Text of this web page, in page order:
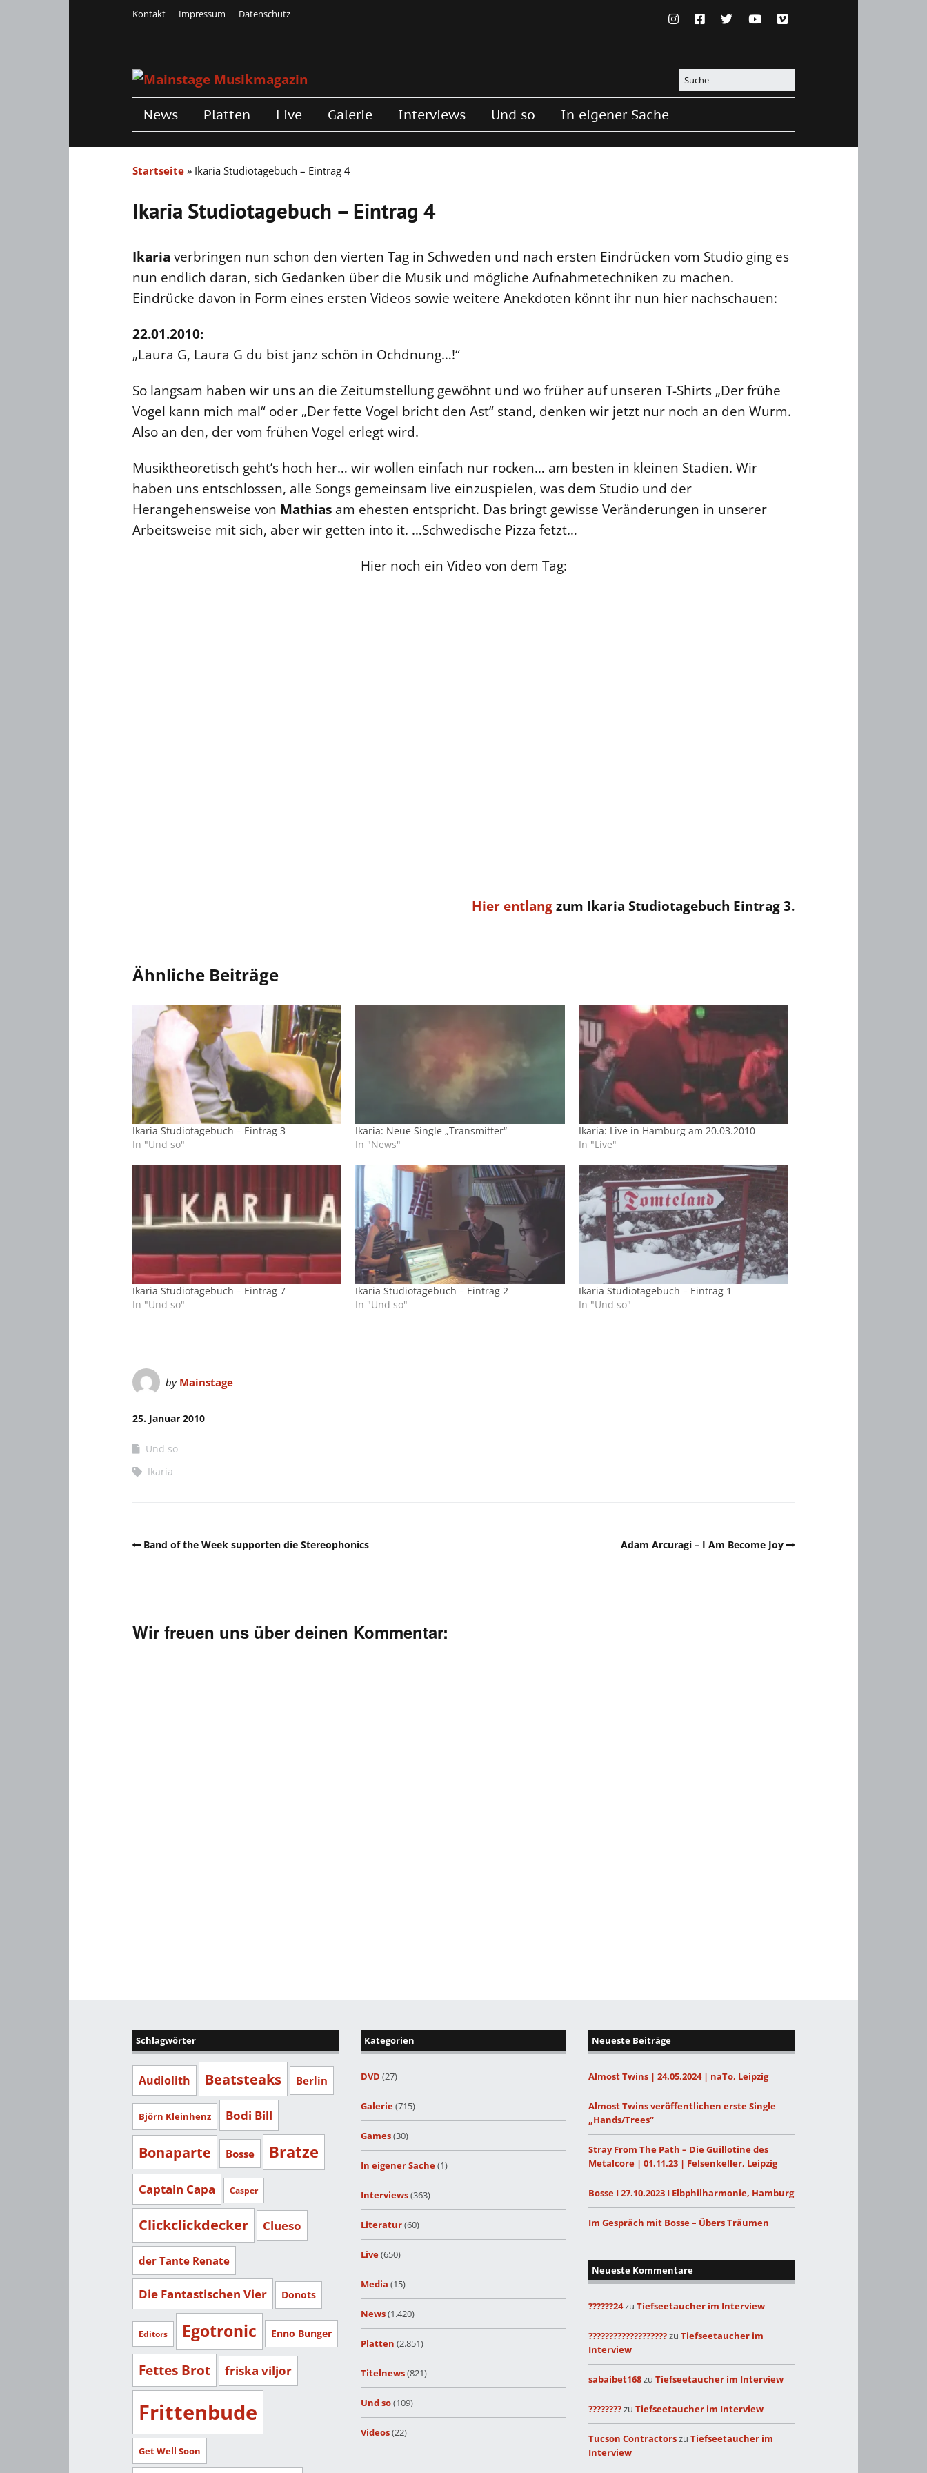
Kontakt Impressum Datenschutz
News Platten Live Galerie Interviews Und so In eigener Sache
Startseite » Ikaria Studiotagebuch – Eintrag 4
Ikaria Studiotagebuch – Eintrag 4
Ikaria verbringen nun schon den vierten Tag in Schweden und nach ersten Eindrücken vom Studio ging es
nun endlich daran, sich Gedanken über die Musik und mögliche Aufnahmetechniken zu machen.
Eindrücke davon in Form eines ersten Videos sowie weitere Anekdoten könnt ihr nun hier nachschauen:
22.01.2010:
„Laura G, Laura G du bist janz schön in Ochdnung…!“
So langsam haben wir uns an die Zeitumstellung gewöhnt und wo früher auf unseren T-Shirts „Der frühe
Vogel kann mich mal“ oder „Der fette Vogel bricht den Ast“ stand, denken wir jetzt nur noch an den Wurm.
Also an den, der vom frühen Vogel erlegt wird.
Musiktheoretisch geht’s hoch her… wir wollen einfach nur rocken… am besten in kleinen Stadien. Wir
haben uns entschlossen, alle Songs gemeinsam live einzuspielen, was dem Studio und der
Herangehensweise von Mathias am ehesten entspricht. Das bringt gewisse Veränderungen in unserer
Arbeitsweise mit sich, aber wir getten into it. …Schwedische Pizza fetzt…
Hier noch ein Video von dem Tag:
Hier entlangzum Ikaria Studiotagebuch Eintrag 3.
Ähnliche Beiträge
Ikaria Studiotagebuch – Eintrag 3
In "Und so"
Ikaria: Neue Single „Transmitter“
In "News"
Ikaria: Live in Hamburg am 20.03.2010
In "Live"
Ikaria Studiotagebuch – Eintrag 7
In "Und so"
Ikaria Studiotagebuch – Eintrag 2
In "Und so"
Ikaria Studiotagebuch – Eintrag 1
In "Und so"
by Mainstage
25. Januar 2010
Und so
Ikaria
Band of the Week supporten die Stereophonics Adam Arcuragi – I Am Become Joy
Wir freuen uns über deinen Kommentar:
Schlagwörter
Audiolith Beatsteaks Berlin
Björn Kleinhenz Bodi Bill
Bonaparte Bosse Bratze
Captain Capa Casper
Clickclickdecker Clueso
der Tante Renate
Die Fantastischen Vier Donots
Editors Egotronic Enno Bunger
Fettes Brot friska viljor
Frittenbude
Get Well Soon
Kategorien
DVD (27)
Galerie(715)
Games(30)
In eigener Sache(1)
Interviews(363)
Literatur(60)
Live(650)
Media (15)
News(1.420)
Platten (2.851)
Titelnews(821)
Und so(109)
Videos(22)
Neueste Beiträge
Almost Twins | 24.05.2024 | naTo, Leipzig
Almost Twins veröffentlichen erste Single
„Hands/Trees“
Stray From The Path – Die Guillotine des
Metalcore | 01.11.23 | Felsenkeller, Leipzig
Bosse I 27.10.2023 I Elbphilharmonie, Hamburg
Im Gespräch mit Bosse – Übers Träumen
Neueste Kommentare
??????24zuTiefseetaucher im Interview
???????????????????zuTiefseetaucher im
Interview
sabaibet168zuTiefseetaucher im Interview
????????zuTiefseetaucher im Interview
Tucson ContractorszuTiefseetaucher im
Interview